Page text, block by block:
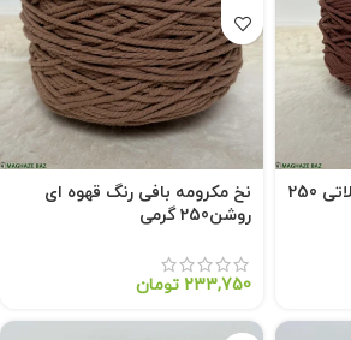
نخ مکرومه بافی رنگ شکلاتی 250
نخ مکرومه بافی رنگ قهوه ای
روشن250 گرمی
233,750 تومان